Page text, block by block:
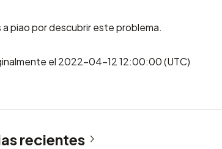
apiaopor descubrir este problema.
el 2022-04-12 12:00:00 (UTC)
recientes